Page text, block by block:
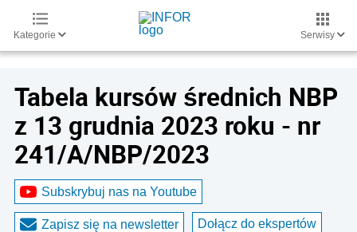
Kategorie Serwisy
Tabela kursów średnich NBP
z 13 grudnia 2023 roku - nr
241/A/NBP/2023
Subskrybuj nas na Youtube
Zapisz się na newsletter Dołącz do ekspertów